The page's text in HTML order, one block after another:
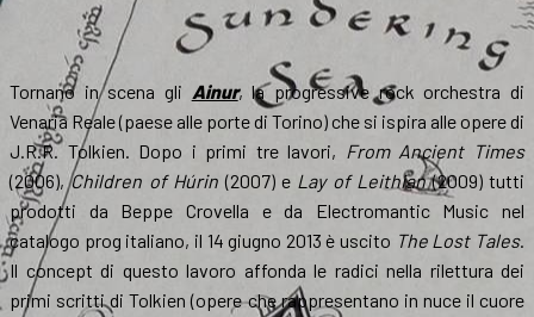
Tornano in scena gli Ainur, la progressive rock orchestra di
Venaria Reale (paese alle porte di Torino) che si ispira alle opere di
J.R.R. Tolkien. Dopo i primi tre lavori, From Ancient Times
(2006),Children of Húrin (2007) e Lay of Leithian(2009) tutti
prodotti da Beppe Crovella e da Electromantic Music nel
catalogo prog italiano, il 14 giugno 2013 è uscito The Lost Tales.
Il concept di questo lavoro affonda le radici nella rilettura dei
primi scritti di Tolkien (opere che rappresentano in nuce il cuore